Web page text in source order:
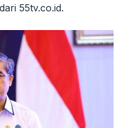
55tv.co.id.